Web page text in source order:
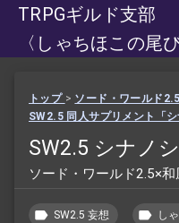
TRPGギルド支部
〈しゃちほこの尾
トップ > ソード・ワールド
SW2.5 同人サプリメント「シ
SW2.5 シナノ
ソード・ワールド2.5×
SW2.5 妄想 し